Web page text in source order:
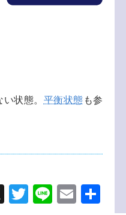
状態。 平衡状態 も参
X TwitterLineEmail